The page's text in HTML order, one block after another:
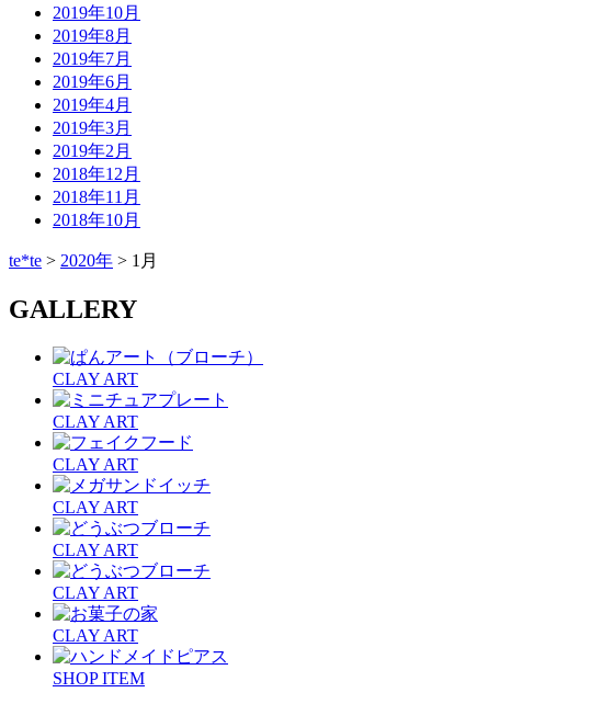
2019年10月
2019年8月
2019年7月
2019年6月
2019年4月
2019年3月
2019年2月
2018年12月
2018年11月
2018年10月
te*te > 2020年 > 1月
GALLERY
CLAY ART
CLAY ART
CLAY ART
CLAY ART
CLAY ART
CLAY ART
CLAY ART
SHOP ITEM